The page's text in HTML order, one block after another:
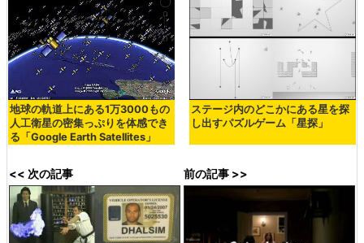
地球の軌道上にある1万3000もの
人工衛星の密集っぷりを体感でき
る「Google Earth Satellites」
ステージ内のどこかにある星を探
し出すパズルゲーム「星探」
<< 次の記事 前の記事 >>